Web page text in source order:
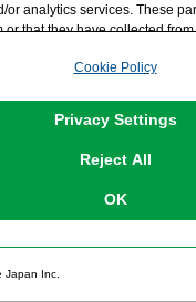
analytics services. These
that they have collected
Cookies, please
settings at any time via
Cookie Policy
Privacy Settings
Reject All
OK
Japan Inc.